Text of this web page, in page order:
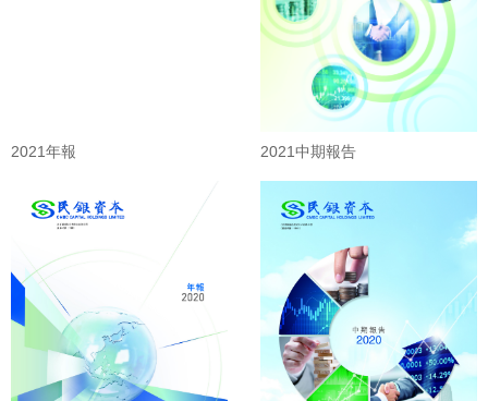
2021年報 2021中期報告